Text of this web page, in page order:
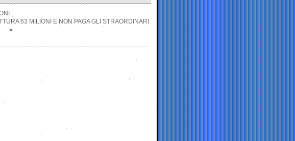
63 MILIONI E NON PAGA GLI STRAORDINARI
»